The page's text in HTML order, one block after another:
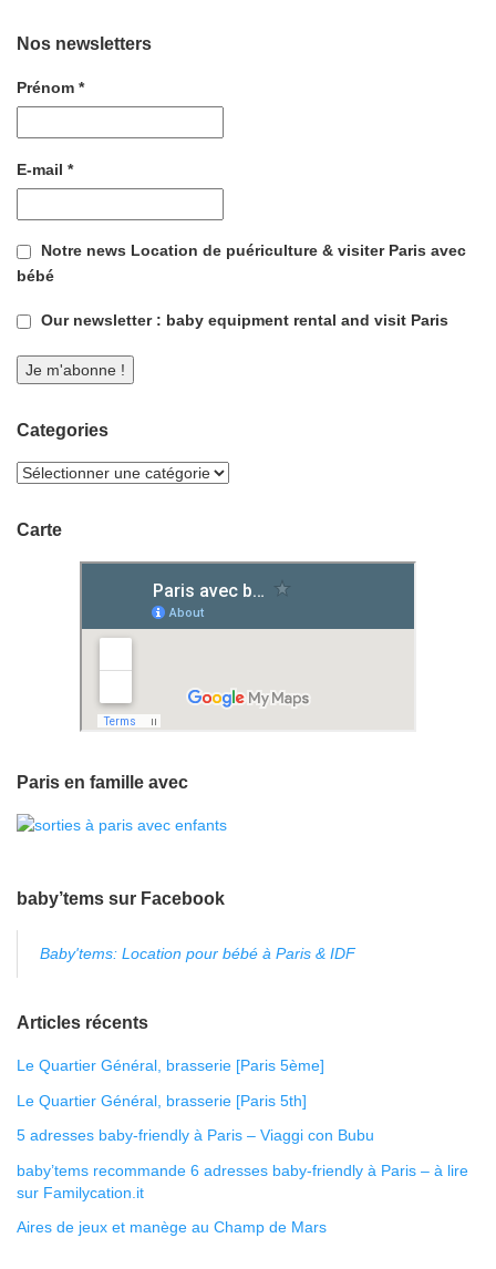
Nos newsletters
Prénom *
E-mail *
Notre news Location de puériculture & visiter Paris avec
bébé
Our newsletter : baby equipment rental and visit Paris
Categories
Carte
Paris en famille avec
baby’tems sur Facebook
Baby'tems: Location pour bébé à Paris & IDF
Articles récents
Le Quartier Général, brasserie [Paris 5ème]
Le Quartier Général, brasserie [Paris 5th]
5 adresses baby-friendly à Paris – Viaggi con Bubu
baby’tems recommande 6 adresses baby-friendly à Paris – à lire
sur Familycation.it
Aires de jeux et manège au Champ de Mars